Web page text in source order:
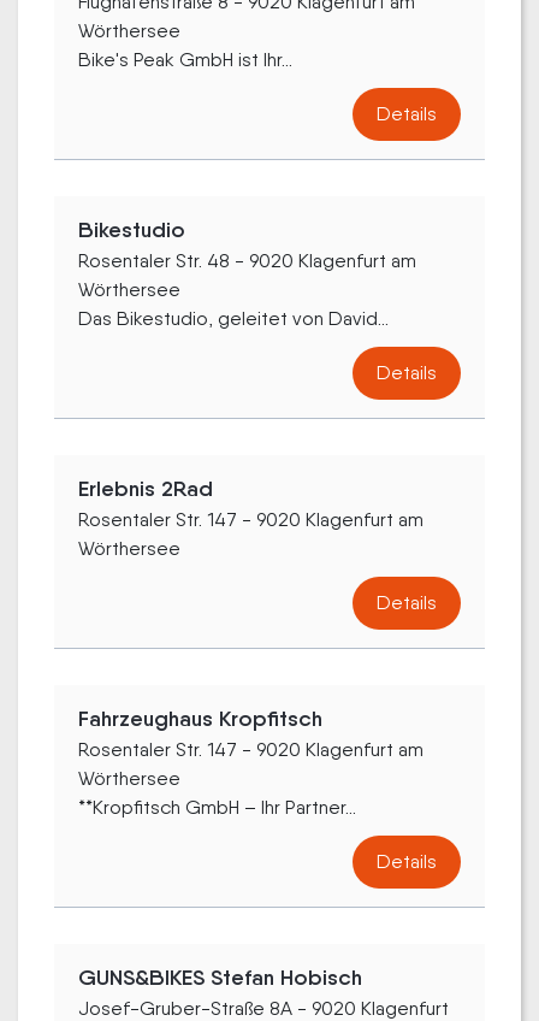
Wörthersee
Bike's Peak GmbH ist Ihr...
Details
Bikestudio
Rosentaler Str. 48 - 9020 Klagenfurt am
Wörthersee
Das Bikestudio, geleitet von David...
Details
Erlebnis 2Rad
Rosentaler Str. 147 - 9020 Klagenfurt am
Wörthersee
Details
Fahrzeughaus Kropfitsch
Rosentaler Str. 147 - 9020 Klagenfurt am
Wörthersee
**Kropfitsch GmbH – Ihr Partner...
Details
GUNS&BIKES Stefan Hobisch
Josef-Gruber-Straße 8A - 9020 Klagenfurt